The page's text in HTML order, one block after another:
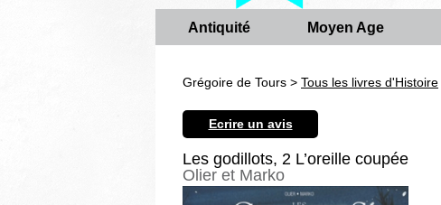
Antiquité Moyen Age
Grégoire de Tours > Tous les livres d'Histoire
Ecrire un avis
Les godillots, 2 L’oreille coupée
Olier et Marko